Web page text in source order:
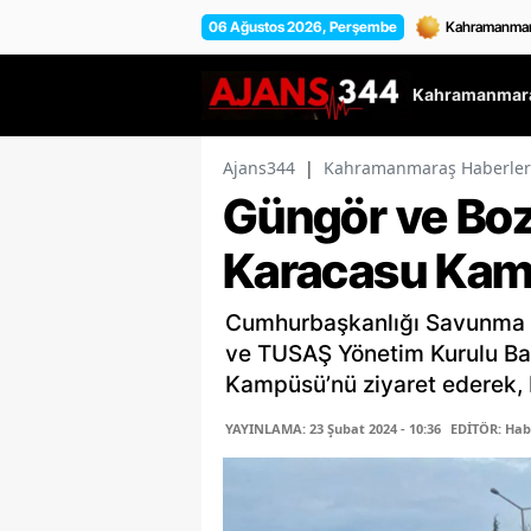
06 Ağustos 2026, Perşembe
Ajans344 | Kahramanmaraş
Güngör ve
Karacasu
Cumhurbaşkanlığı
ve TUSAŞ Yönetim Kurulu
Kampüsü’nü ziyaret ederek,
YAYINLAMA: 23 Şubat 2024 - 10:36 EDİTÖR: